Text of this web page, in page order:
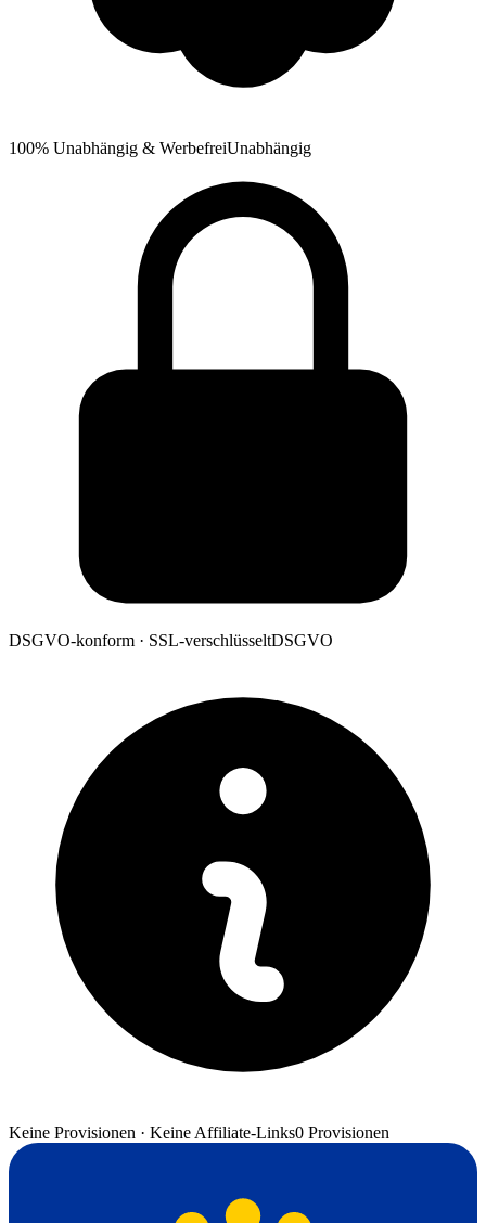
100% Unabhängig & WerbefreiUnabhängig
DSGVO-konform · SSL-verschlüsseltDSGVO
Keine Provisionen · Keine Affiliate-Links0 Provisionen